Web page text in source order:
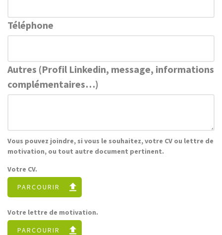
Téléphone
Autres (Profil Linkedin, message, informations
complémentaires…)
Vous pouvez joindre, si vous le souhaitez, votre CV ou lettre de
motivation, ou tout autre document pertinent.
Votre CV.
PARCOURIR
Votre lettre de motivation.
PARCOURIR